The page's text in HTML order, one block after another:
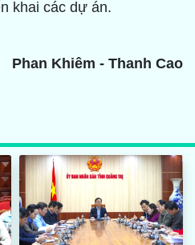
khai các dự án.
- Thanh Cao